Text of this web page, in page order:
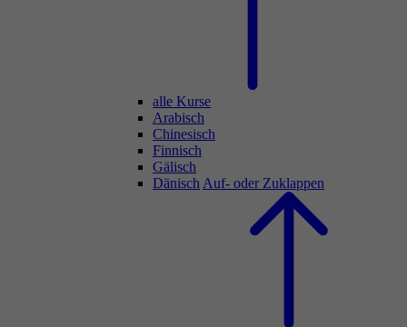
alle Kurse
Arabisch
Chinesisch
Finnisch
Gälisch
Dänisch Auf- oder Zuklappen